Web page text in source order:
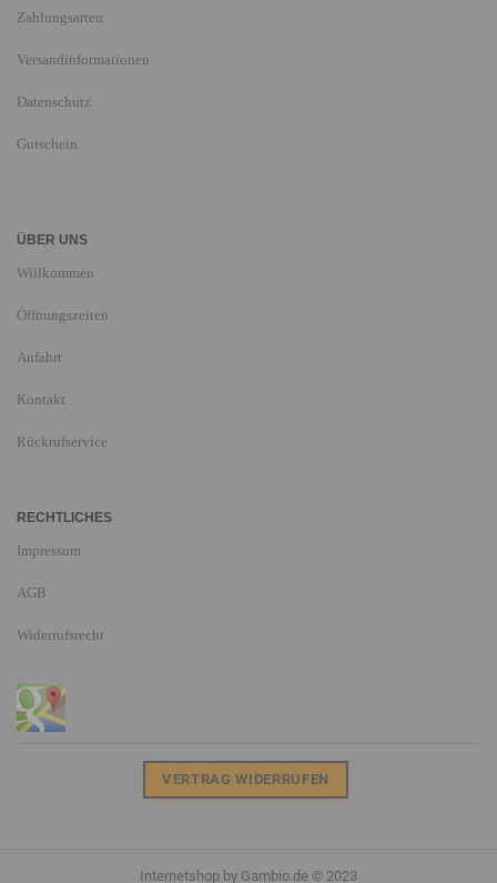
Zahlungsarten
Versandinformationen
Datenschutz
Gutschein
ÜBER UNS
Willkommen
Öffnungszeiten
Anfahrt
Kontakt
Rückrufservice
RECHTLICHES
Impressum
AGB
Widerrufsrecht
VERTRAG WIDERRUFEN
Internetshop by Gambio.de © 2023